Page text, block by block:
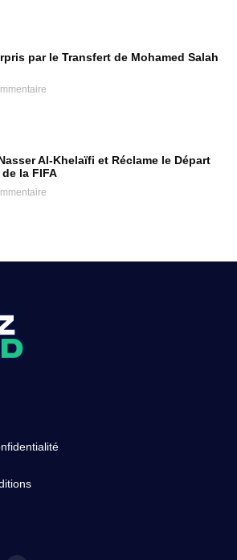
par le Transfert de Mohamed Salah
Al-Khelaïfi et Réclame le Départ
la FIFA